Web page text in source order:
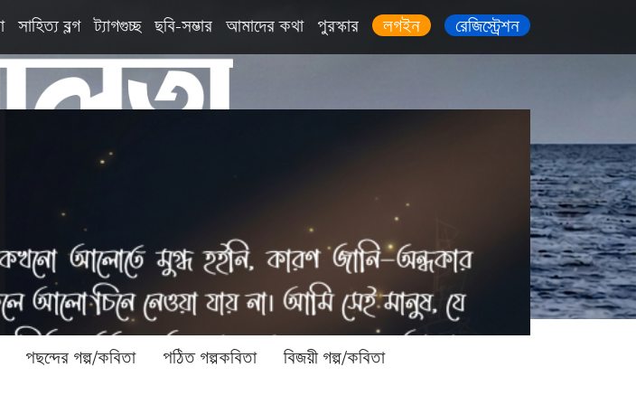
সাহিত্য ব্লগ ট্যাগগুচ্ছ ছবি-সম্ভার আমাদের কথা পুরস্কার লগইন রেজিস্ট্রেশন
পছন্দের গল্প/কবিতা পঠিত গল্পকবিতা বিজয়ী গল্প/কবিতা